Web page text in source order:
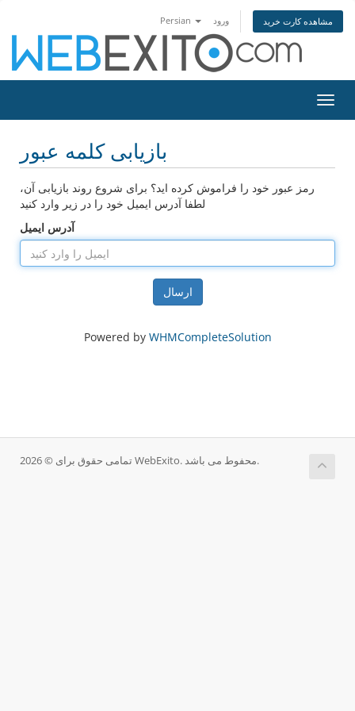
Persian ورود مشاهده کارت خرید
بازیابی کلمه عبور
رمز عبور خود را فراموش کرده اید؟ برای شروع روند بازیابی آن،
لطفا آدرس ایمیل خود را در زیر وارد کنید
آدرس ایمیل
ارسال
Powered by WHMCompleteSolution
تمامی حقوق برای © 2026 WebExito. محفوط می باشد.